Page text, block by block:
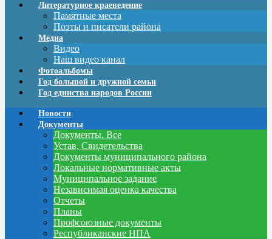
Литературное краеведение
Памятные места
Поэты и писатели района
Медиа
Видео
Наш видео канал
Фотоальбомы
Год большой и дружной семьи
Год единства народов России
Новости
Документы
Документы. Все
Устав, Свидетельства
Документы муниципального района
Локальные нормативные акты
Муниципальное задание
Независимая оценка качества
Отчеты
Планы
Профсоюзные документы
Республиканские НПА